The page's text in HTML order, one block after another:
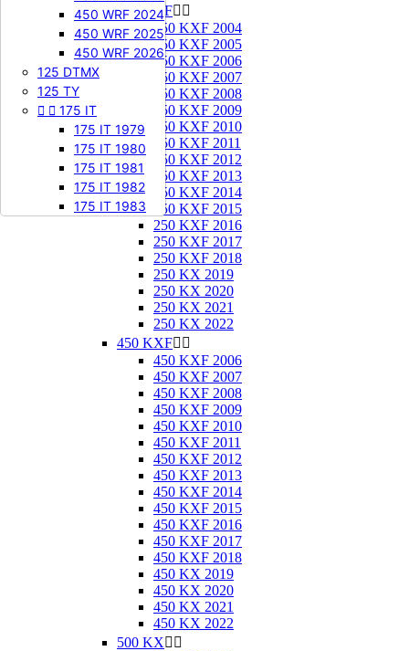
450 WRF 2024
450 WRF 2025
450 WRF 2026
125 DTMX
125 TY
  175 IT
175 IT 1979
175 IT 1980
175 IT 1981
175 IT 1982
175 IT 1983
250 KXF 
250 KXF 2004
250 KXF 2005
250 KXF 2006
250 KXF 2007
250 KXF 2008
250 KXF 2009
250 KXF 2010
250 KXF 2011
250 KXF 2012
250 KXF 2013
250 KXF 2014
250 KXF 2015
250 KXF 2016
250 KXF 2017
250 KXF 2018
250 KX 2019
250 KX 2020
250 KX 2021
250 KX 2022
450 KXF 
450 KXF 2006
450 KXF 2007
450 KXF 2008
450 KXF 2009
450 KXF 2010
450 KXF 2011
450 KXF 2012
450 KXF 2013
450 KXF 2014
450 KXF 2015
450 KXF 2016
450 KXF 2017
450 KXF 2018
450 KX 2019
450 KX 2020
450 KX 2021
450 KX 2022
500 KX 